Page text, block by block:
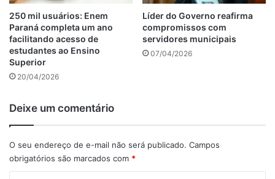
250 mil usuários: Enem
Paraná completa um ano
facilitando acesso de
estudantes ao Ensino
Superior
20/04/2026
Líder do Governo reafirma
compromissos com
servidores municipais
07/04/2026
Deixe um comentário
O seu endereço de e-mail não será publicado. Campos
obrigatórios são marcados com *